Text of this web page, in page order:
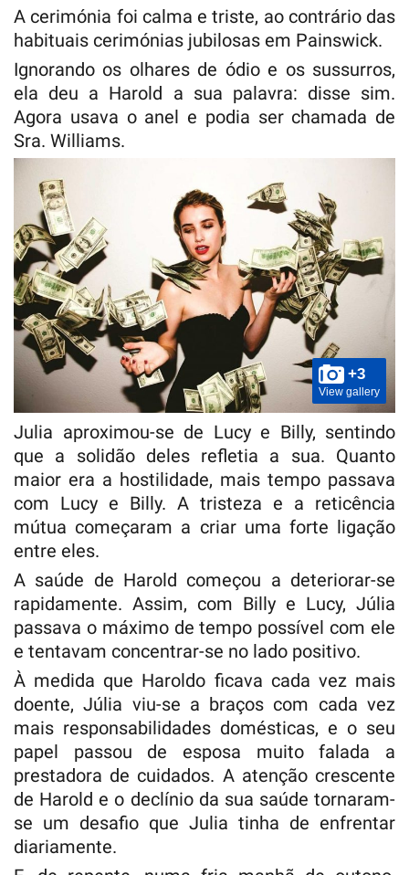
A cerimónia foi calma e triste, ao contrário das
habituais cerimónias jubilosas em Painswick.
Ignorando os olhares de ódio e os sussurros,
ela deu a Harold a sua palavra: disse sim.
Agora usava o anel e podia ser chamada de
Sra. Williams.
+3
View gallery
Julia aproximou-se de Lucy e Billy, sentindo
que a solidão deles refletia a sua. Quanto
maior era a hostilidade, mais tempo passava
com Lucy e Billy. A tristeza e a reticência
mútua começaram a criar uma forte ligação
entre eles.
A saúde de Harold começou a deteriorar-se
rapidamente. Assim, com Billy e Lucy, Júlia
passava o máximo de tempo possível com ele
e tentavam concentrar-se no lado positivo.
À medida que Haroldo ficava cada vez mais
doente, Júlia viu-se a braços com cada vez
mais responsabilidades domésticas, e o seu
papel passou de esposa muito falada a
prestadora de cuidados. A atenção crescente
de Harold e o declínio da sua saúde tornaram-
se um desafio que Julia tinha de enfrentar
diariamente.